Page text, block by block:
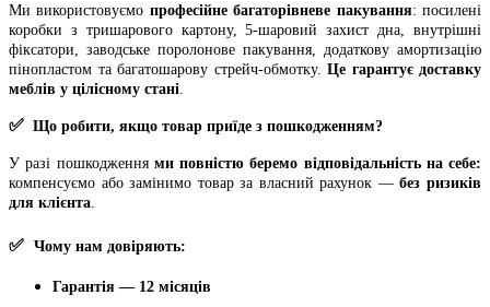
Ми використовуємо професійне багаторівневе пакування: посилені
коробки з тришарового картону, 5-шаровий захист дна, внутрішні
фіксатори, заводське поролонове пакування, додаткову амортизацію
пінопластом та багатошарову стрейч-обмотку. Це гарантує доставку
меблів у цілісному стані
✅ Що робити, якщо товар приїде з пошкодженням?
У разі пошкодження ми повністю беремо відповідальність на себе:
компенсуємо або замінимо товар за власний рахунок —без ризиків
для клієнта
✅ Чому нам довіряють:
Гарантія — 12 місяців